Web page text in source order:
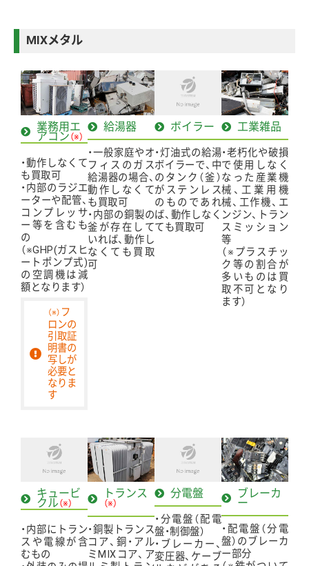
MIXメタル
業務用エ
アコン （※）
・動作しなくて
も買取可
・内部のラジエ
ーターや配管、
コンプレッサ
ー等を含むも
の
（※GHP(ガスヒ
ートポンプ式)
の空調機は減
額となります）
（※） フ
ロンの
引取証
明書の
写しが
必要と
なりま
す
給湯器
・一般家庭やオ
フィスのガス
給湯器の場合、
動作しなくて
も買取可
・内部の銅製の
釜が存在して
いれば、動作し
なくても買取
可
ボイラー
・灯油式の給湯
ボイラーで、中
のタンク（釜）
がステンレス
のものであれ
ば、動作しなく
ても買取可
工業雑品
・老朽化や破損
で使用しなく
なった産業機
械、工業用機
械、工作機、エ
ンジン、トラン
スミッション
等
（※プラスチッ
ク等の割合が
多いものは買
取不可となり
ます）
キュービ
クル （※）
・内部にトラン
スや電線が含
むもの
トランス
（※）
・銅製トランス
コア、銅・アル
ミMIXコア、ア
分電盤
・分電盤（配電
盤・制御盤）
・ブレーカー、
変圧器、ケーブ
ブレーカ
ー
・配電盤（分電
盤）のブレーカ
ー部分